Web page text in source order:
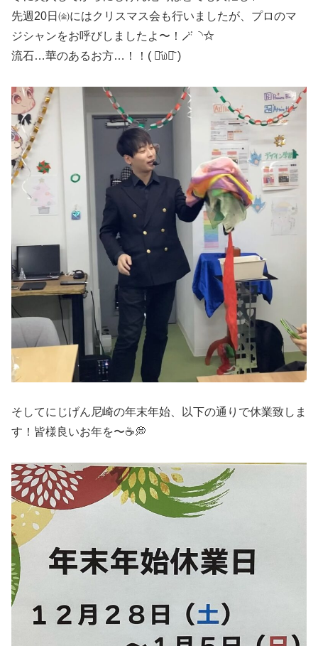
先週20日㈮にはクリスマス会も行いましたが、プロのマ
ジシャンをお呼びしましたよ〜！🪄◝✩
流石…華のあるお方…！！( ⌯᷄௰⌯᷅ )
そしてにじげん尼崎の年末年始、以下の通りで休業致しま
す！皆様良いお年を〜☕💭